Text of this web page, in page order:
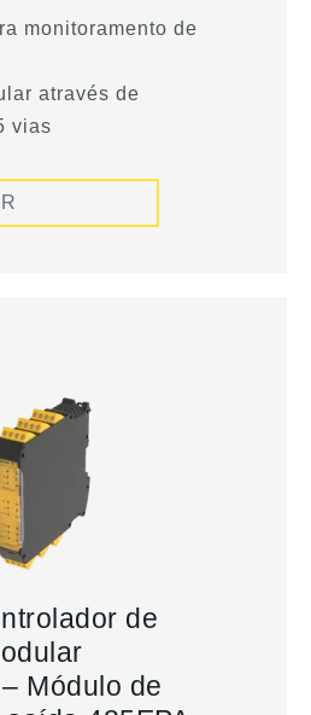
monitoramento de
através de
vias
de
Módulo de